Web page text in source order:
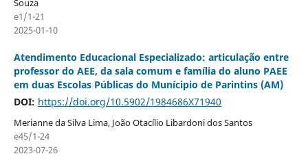
Souza
e1/1-21
2025-01-10
Atendimento Educacional Especializado: articulação entre
professor do AEE, da sala comum e família do aluno PAEE
em duas Escolas Públicas do Munícipio de Parintins (AM)
DOI: https://doi.org/10.5902/1984686X71940
Merianne da Silva Lima, João Otacílio Libardoni dos Santos
e45/1-24
2023-07-26